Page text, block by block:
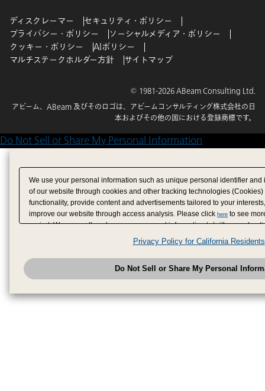
ディスクレーマー
セキュリティ・ポリシー
プライバシー・ポリシー
ソーシャルメディア・ポリシー
クッキー・ポリシー
AIポリシー
マルチステークホルダー方針
サイトマップ
© 1981-2026 ABeam Consulting Ltd.
アビーム、ABeam 及びそのロゴは、アビームコンサルティング株式会社の日
本およびその他の国における登録商標です。
Do Not Sell or Share My Personal Information
We use your personal information such as unique personal identifier
of our website through cookies and other tracking technologies
functionality, provide content and advertisements tailored to your
improve our website through access analysis. Please click here to see
period. We may sell or share your personal information to/with our
analytics service partners. These partners may combine the data shared
have provided to them or that they have collected from your use of their
analyze and optimize advertisements delivered to you by businesses
have the right to opt out of sale or share of your personal information by
to exercise your right. If we have detected an opt-out
honored.Change your sell or share preference
Privacy Policy for California Residents
Do Not Sell or Share My Personal